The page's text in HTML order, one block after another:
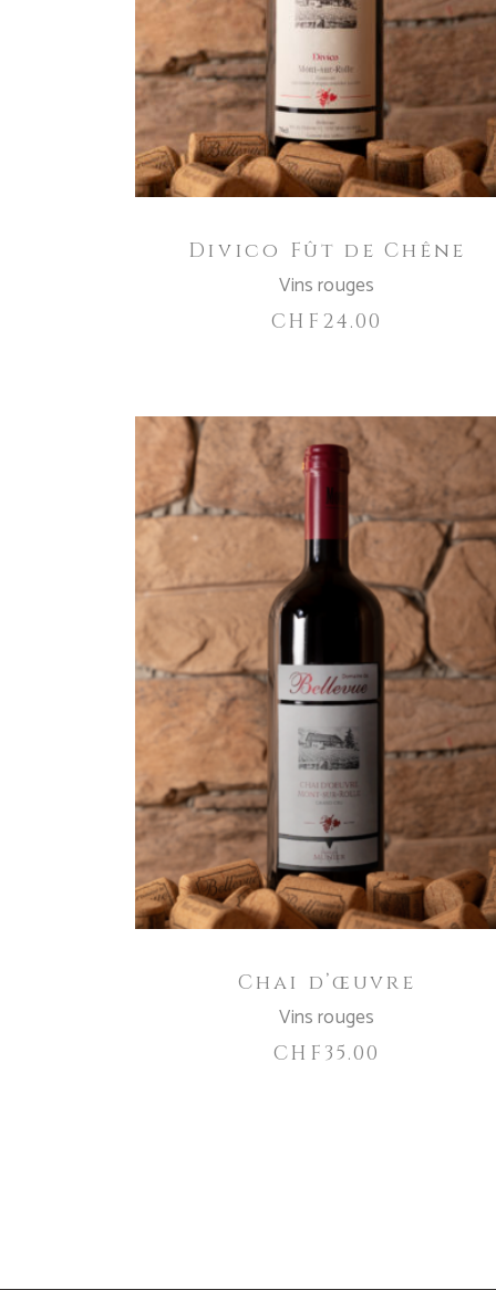
AGGIUNGI AL CARRELLO
Divico Fût de Chêne
Vins rouges
CHF 24.00
AGGIUNGI AL CARRELLO
Chai d’œuvre
Vins rouges
CHF 35.00